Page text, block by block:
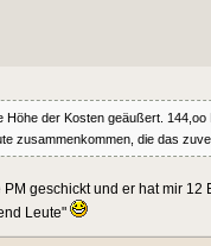
Höhe der Kosten geäußert.
zusammenkommen, die das
geschickt und er hat mir
Leute"